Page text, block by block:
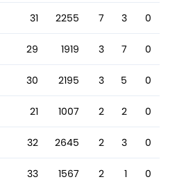
31 2255 7 3 0
29 1919 3 7 0
30 2195 3 5 0
21 1007 2 2 0
32 2645 2 3 0
33 1567 2 1 0